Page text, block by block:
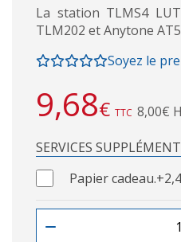
La station TLMS4
TLM202 et Anytone
Soyez le
9,68€ TTC 8,00€
SERVICES
Papier cadeau.